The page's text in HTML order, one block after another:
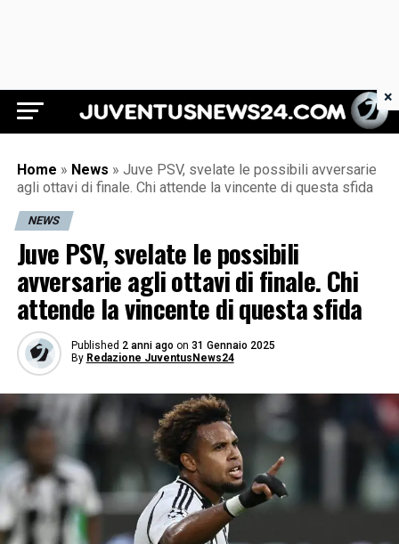
Juventus News 24
Home » News » Juve PSV, svelate le possibili avversarie
agli ottavi di finale. Chi attende la vincente di questa sfida
NEWS
Juve PSV, svelate le possibili
avversarie agli ottavi di finale. Chi
attende la vincente di questa sfida
Published 2 anni ago on 31 Gennaio 2025
By Redazione JuventusNews24
×